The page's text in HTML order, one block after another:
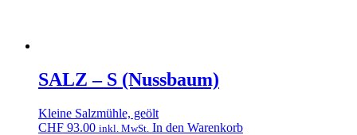
SALZ – S (Nussbaum)
Kleine Salzmühle, geölt
CHF 93.00 inkl. MwSt. In den Warenkorb